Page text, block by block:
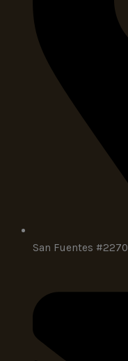
San Fuentes